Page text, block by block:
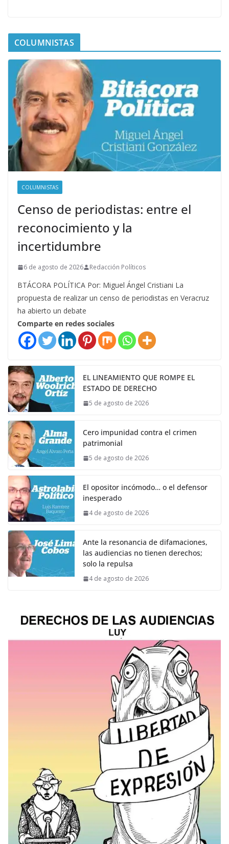
COLUMNISTAS
COLUMNISTAS
Censo de periodistas: entre el
reconocimiento y la
incertidumbre
6 de agosto de 2026 Redacción Políticos
BTÁCORA POLÍTICA Por: Miguel Ángel Cristiani La
propuesta de realizar un censo de periodistas en Veracruz
ha abierto un debate
Comparte en redes sociales
EL LINEAMIENTO QUE ROMPE EL
ESTADO DE DERECHO
5 de agosto de 2026
Cero impunidad contra el crimen
patrimonial
5 de agosto de 2026
El opositor incómodo… o el defensor
inesperado
4 de agosto de 2026
Ante la resonancia de difamaciones,
las audiencias no tienen derechos;
solo la repulsa
4 de agosto de 2026